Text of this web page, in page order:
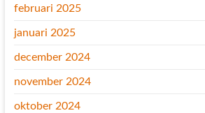
februari 2025
januari 2025
december 2024
november 2024
oktober 2024